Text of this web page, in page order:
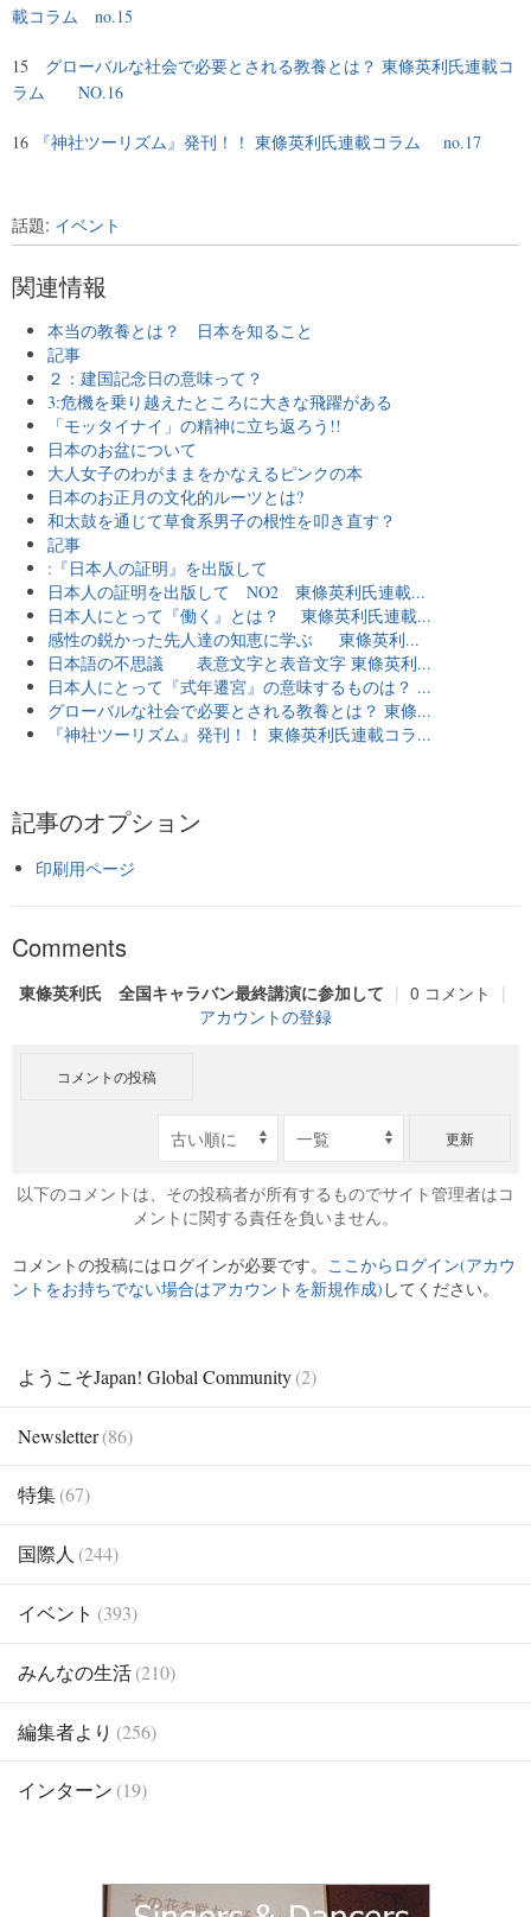
載コラム no.15
15 グローバルな社会で必要とされる教養とは？ 東條英利氏連載コ
ラム NO.16
16 『神社ツーリズム』発刊！！ 東條英利氏連載コラム no.17
話題: イベント
関連情報
本当の教養とは？ 日本を知ること
記事
２：建国記念日の意味って？
3:危機を乗り越えたところに大きな飛躍がある
「モッタイナイ」の精神に立ち返ろう!!
日本のお盆について
大人女子のわがままをかなえるピンクの本
日本のお正月の文化的ルーツとは?
和太鼓を通じて草食系男子の根性を叩き直す？
記事
:『日本人の証明』を出版して
日本人の証明を出版して NO2 東條英利氏連載...
日本人にとって『働く』とは？ 東條英利氏連載...
感性の鋭かった先人達の知恵に学ぶ 東條英利...
日本語の不思議 表意文字と表音文字 東條英利...
日本人にとって『式年遷宮』の意味するものは？ ...
グローバルな社会で必要とされる教養とは？ 東條...
『神社ツーリズム』発刊！！ 東條英利氏連載コラ...
記事のオプション
印刷用ページ
Comments
東條英利氏 全国キャラバン最終講演に参加して | 0 コメント
|
アカウントの登録
コメントの投稿
更新
以下のコメントは、その投稿者が所有するものでサイト管理者はコ
メントに関する責任を負いません。
コメントの投稿にはログインが必要です。
ここからログイン(アカウ
ントをお持ちでない場合はアカウントを新規作成) してください。
ようこそJapan! Global Community(2)
Newsletter(86)
特集(67)
国際人 (244)
イベント (393)
みんなの生活(210)
編集者より (256)
インターン (19)